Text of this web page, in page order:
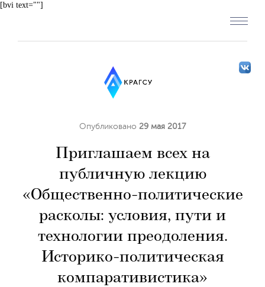
[bvi text=""]
Опубликовано 29 мая 2017
Приглашаем всех на
публичную лекцию
«Общественно-политические
расколы: условия, пути и
технологии преодоления.
Историко-политическая
компаративистика»